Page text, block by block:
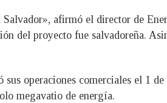
afirmó el director de
del proyecto fue salvadoreña.
operaciones comerciales el 1
megavatio de energía.